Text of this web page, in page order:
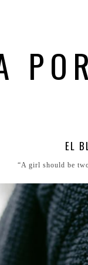
EL
“A girl should be